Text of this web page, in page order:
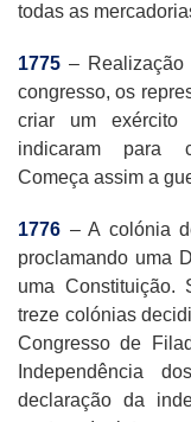
todas as
1775 – Realização
congresso, os
criar um exército
indicaram para
Começa assim a
1776 – A colónia
proclamando uma
uma Constituição.
treze colónias
Congresso de
Independência
declaração da